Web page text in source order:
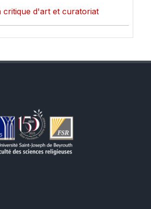
critique d'art et curatoriat